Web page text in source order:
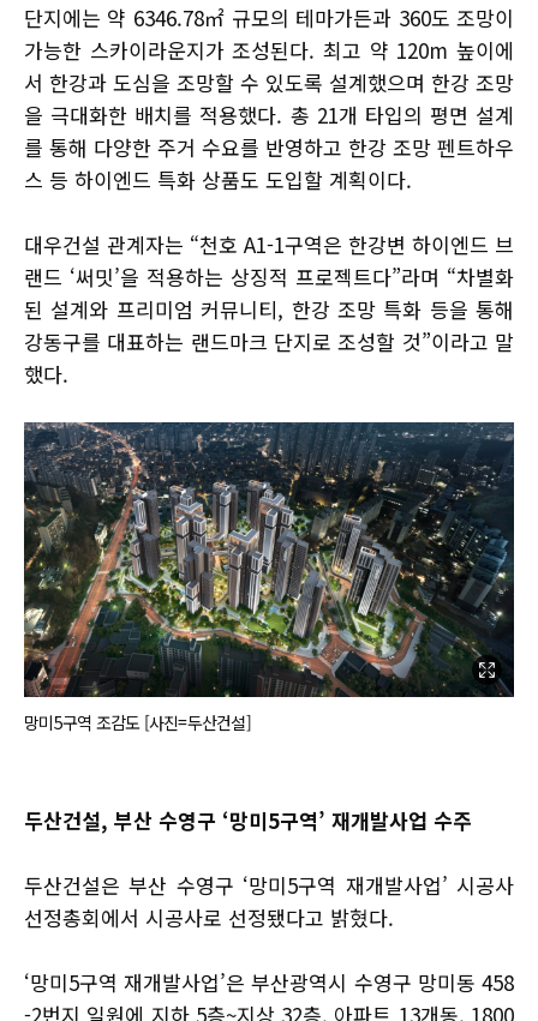
단지에는 약 6346.78㎡ 규모의 테마가든과 360도 조망이
가능한 스카이라운지가 조성된다. 최고 약 120m 높이에
서 한강과 도심을 조망할 수 있도록 설계했으며 한강 조망
을 극대화한 배치를 적용했다. 총 21개 타입의 평면 설계
를 통해 다양한 주거 수요를 반영하고 한강 조망 펜트하우
스 등 하이엔드 특화 상품도 도입할 계획이다.
대우건설 관계자는 “천호 A1-1구역은 한강변 하이엔드 브
랜드 ‘써밋’을 적용하는 상징적 프로젝트다”라며 “차별화
된 설계와 프리미엄 커뮤니티, 한강 조망 특화 등을 통해
강동구를 대표하는 랜드마크 단지로 조성할 것”이라고 말
했다.
망미5구역 조감도 [사진=두산건설]
두산건설, 부산 수영구 ‘망미5구역’ 재개발사업 수주
두산건설은 부산 수영구 ‘망미5구역 재개발사업’ 시공사
선정총회에서 시공사로 선정됐다고 밝혔다.
‘망미5구역 재개발사업’은 부산광역시 수영구 망미동 458
-2번지 일원에 지하 5층~지상 32층, 아파트 13개동, 1800